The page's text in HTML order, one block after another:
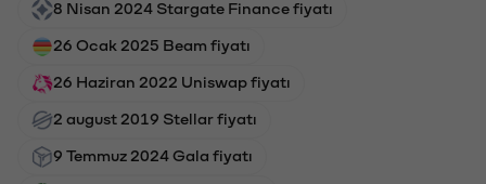
8 Nisan 2024 Stargate Finance fiyatı
26 Ocak 2025 Beam fiyatı
26 Haziran 2022 Uniswap fiyatı
2 august 2019 Stellar fiyatı
9 Temmuz 2024 Gala fiyatı